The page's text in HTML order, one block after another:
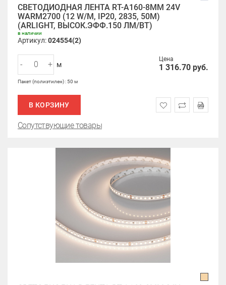
СВЕТОДИОДНАЯ ЛЕНТА RT-A160-8MM 24V
WARM2700 (12 W/M, IP20, 2835, 50M)
(ARLIGHT, ВЫСОК.ЭФФ.150 ЛМ/ВТ)
в наличии
Артикул:024554(2)
Цена
1 316.70 руб.
- + м
Пакет (полиэтилен) : 50 м
В КОРЗИНУ
Сопутствующие товары